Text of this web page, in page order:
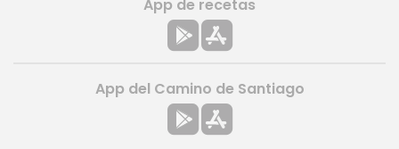
App de recetas
App del Camino de Santiago